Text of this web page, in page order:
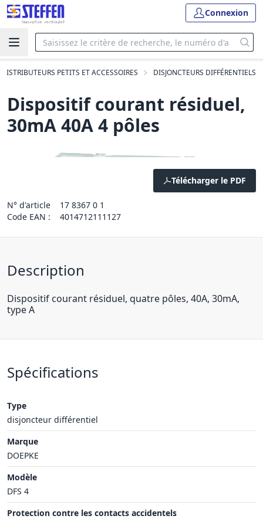
Connexion
DISTRIBUTEURS PETITS ET ACCESSOIRES DISJONCTEURS DIFFÉRENTIELS
Dispositif courant résiduel,
30mA 40A 4 pôles
Télécharger le PDF
N° d'article
17 8367 0 1
Code EAN :
4014712111127
Description
Dispositif courant résiduel, quatre pôles, 40A, 30mA,
type A
Spécifications
Type
disjoncteur différentiel
Marque
DOEPKE
Modèle
DFS 4
Protection contre les contacts accidentels